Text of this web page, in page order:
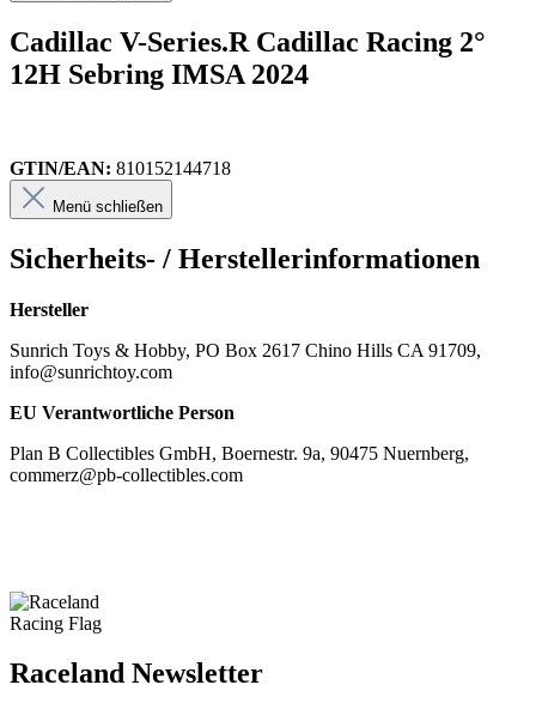
Cadillac V-Series.R Cadillac Racing 2°
12H Sebring IMSA 2024
GTIN/EAN: 810152144718
Menü schließen
Sicherheits- / Herstellerinformationen
Hersteller
Sunrich Toys & Hobby, PO Box 2617 Chino Hills CA 91709,
info@sunrichtoy.com
EU Verantwortliche Person
Plan B Collectibles GmbH, Boernestr. 9a, 90475 Nuernberg,
commerz@pb-collectibles.com
Raceland Newsletter